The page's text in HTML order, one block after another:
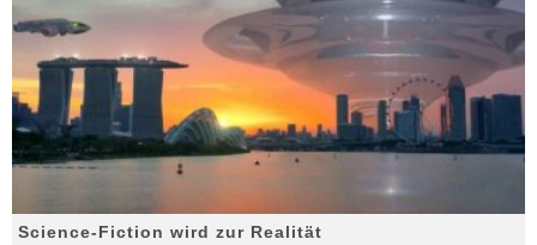
Science-Fiction wird zur Realität